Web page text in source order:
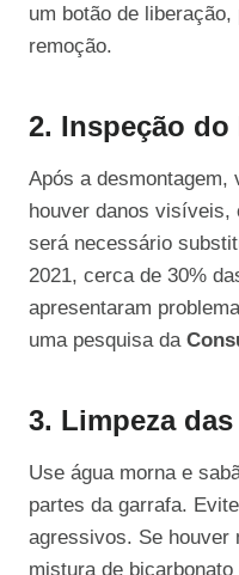
um botão de
remoção.
2. Inspeção
Após a desmontagem,
houver danos visíveis,
será necessário
2021, cerca de 30%
apresentaram
uma pesquisa da
3. Limpeza das
Use água morna e
partes da garrafa.
agressivos. Se houver
mistura de